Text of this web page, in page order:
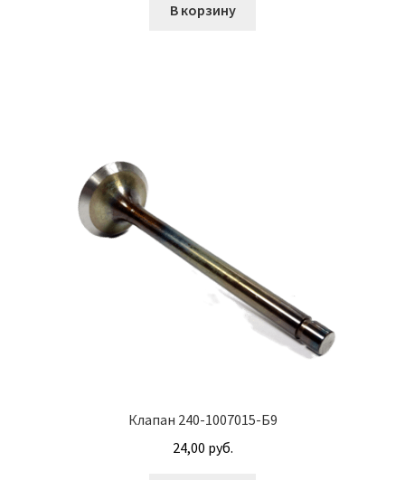
В корзину
Клапан 240-1007015-Б9
24,00 руб.